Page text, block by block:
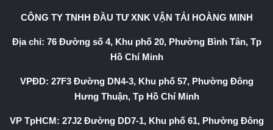
CÔNG TY TNHH ĐẦU TƯ XNK VẬN TẢI HOÀNG MINH
Địa chỉ: 76 Đường số 4, Khu phố 20, Phường Bình Tân, Tp
Hồ Chí Minh
VPĐD: 27F3 Đường DN4-3, Khu phố 57, Phường Đông
Hưng Thuận, Tp Hồ Chí Minh
VP TpHCM: 27J2 Đường DD7-1, Khu phố 61, Phường Đông